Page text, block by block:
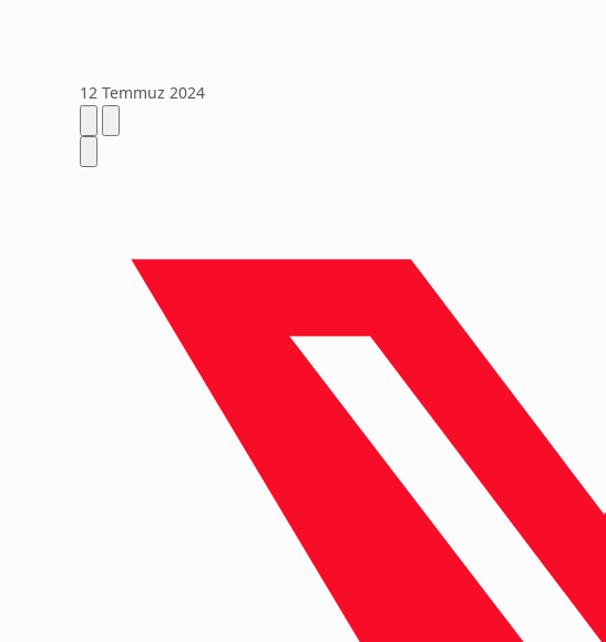
12 Temmuz 2024